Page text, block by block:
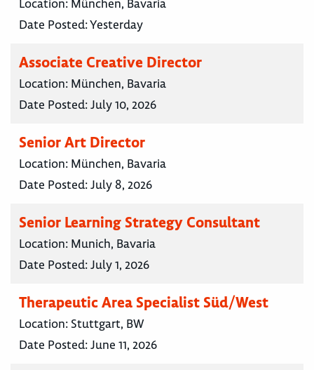
Location: München, Bavaria
Date Posted:Yesterday
Associate Creative Director
Location: München, Bavaria
Date Posted:July 10, 2026
Senior Art Director
Location: München, Bavaria
Date Posted:July 8, 2026
Senior Learning Strategy Consultant
Location: Munich, Bavaria
Date Posted:July 1, 2026
Therapeutic Area Specialist Süd/West
Location: Stuttgart, BW
Date Posted:June 11, 2026